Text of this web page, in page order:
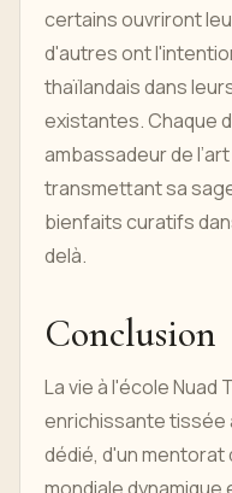
certains ouvriront
d'autres ont
thaïlandais dans
existantes. Chaque
ambassadeur de
transmettant sa
bienfaits curatifs
delà.
Conclusion
La vie à l'école Nuad
enrichissante tissée
dédié, d'un